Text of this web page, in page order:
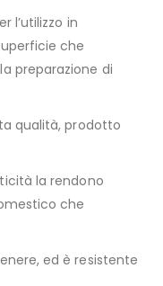
l’utilizzo in
che
preparazione di
qualità, prodotto
la rendono
che
ed è resistente